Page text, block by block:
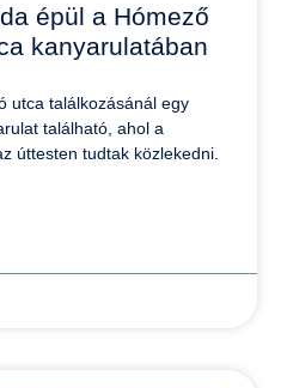
épül a Hómező
kanyarulatában
utca találkozásánál egy
található, ahol a
úttesten tudtak közlekedni.